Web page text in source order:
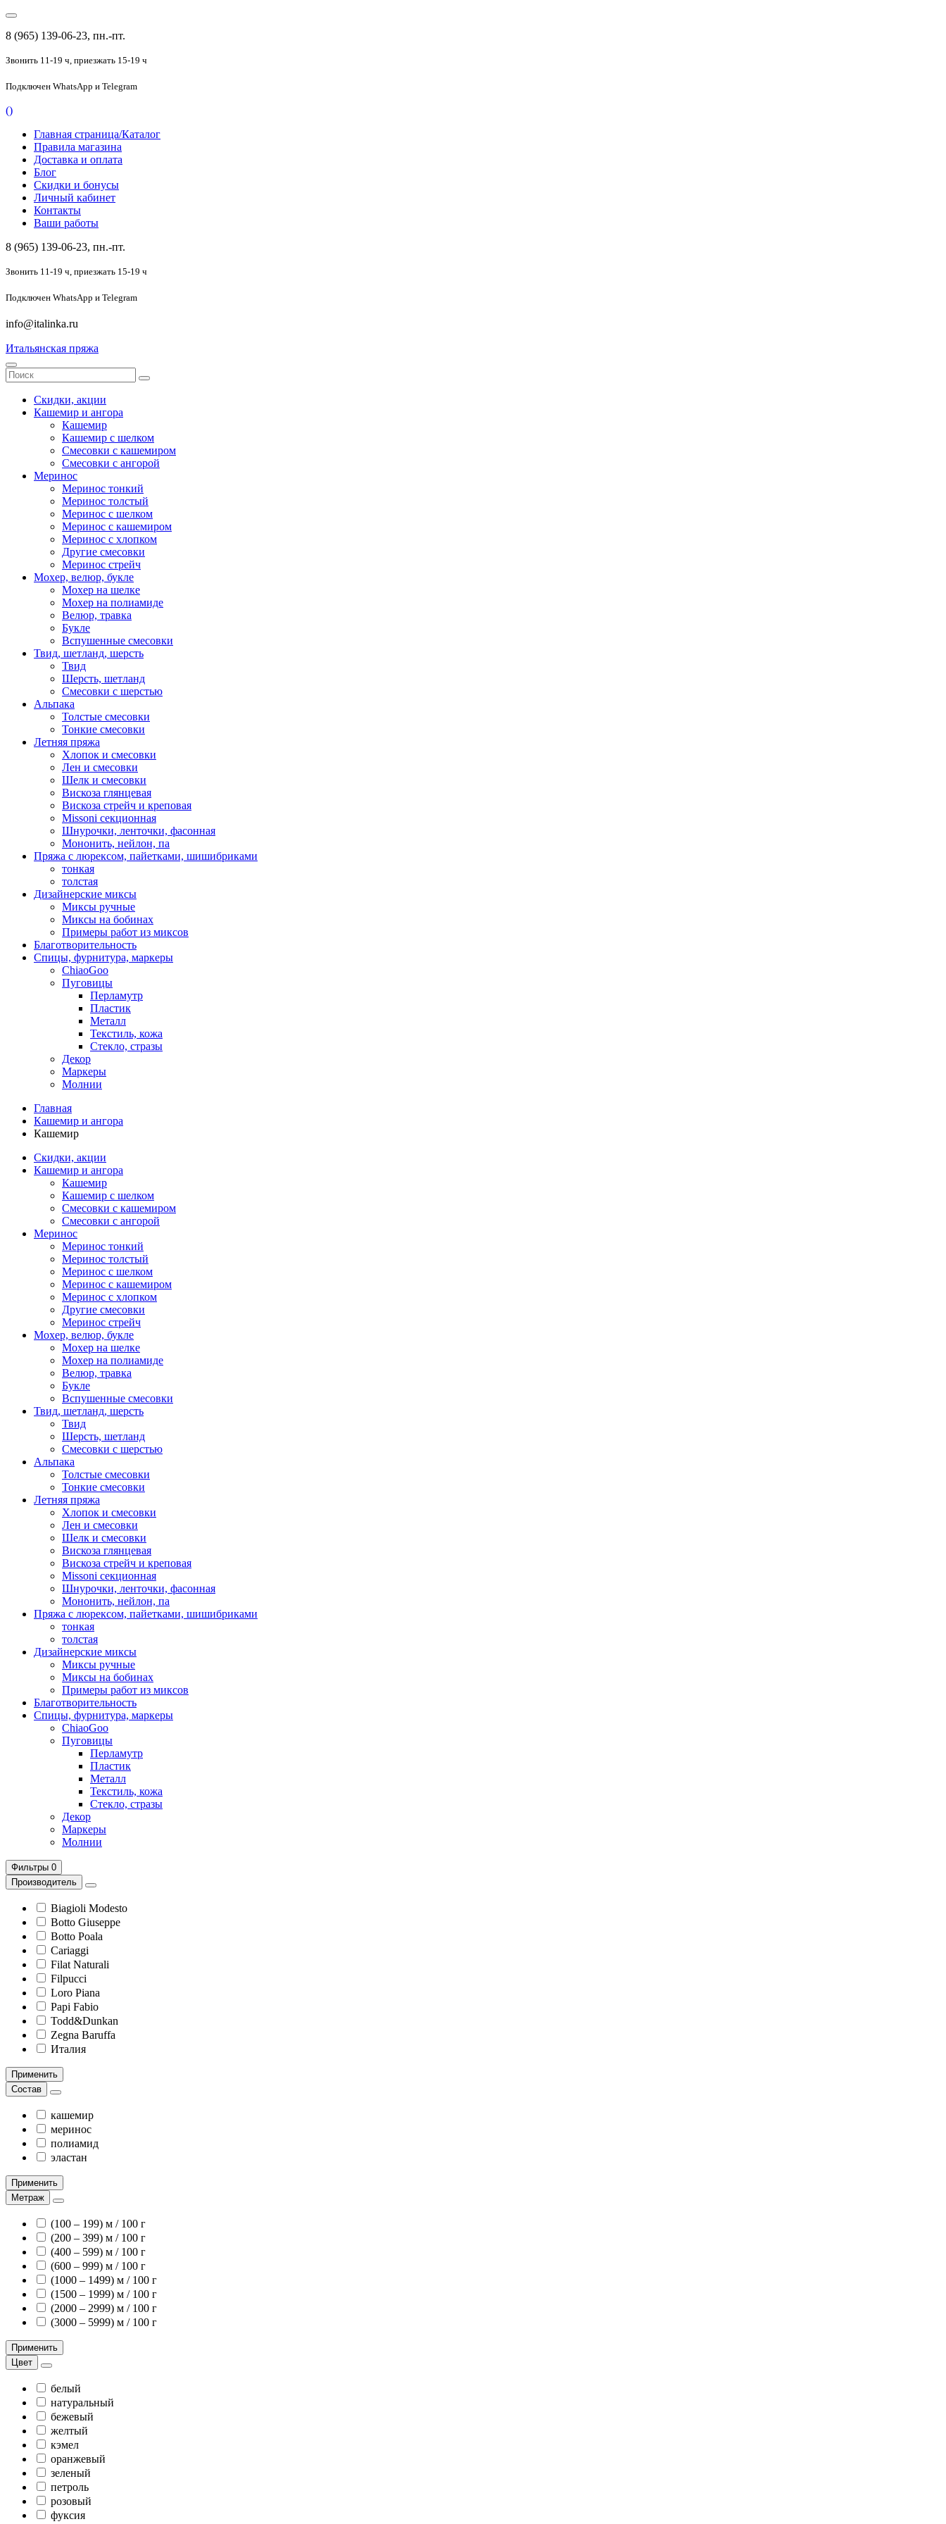
8 (965) 139-06-23, пн.-пт.
Звонить 11-19 ч, приезжать 15-19 ч
Подключен WhatsApp и Telegram
()
Главная страница/Каталог
Правила магазина
Доставка и оплата
Блог
Скидки и бонусы
Личный кабинет
Контакты
Ваши работы
8 (965) 139-06-23, пн.-пт.
Звонить 11-19 ч, приезжать 15-19 ч
Подключен WhatsApp и Telegram
info@italinka.ru
Итальянская пряжа
Скидки, акции
Кашемир и ангора
Кашемир
Кашемир с шелком
Смесовки с кашемиром
Смесовки с ангорой
Меринос
Меринос тонкий
Меринос толстый
Меринос с шелком
Меринос с кашемиром
Меринос с хлопком
Другие смесовки
Меринос стрейч
Мохер, велюр, букле
Мохер на шелке
Мохер на полиамиде
Велюр, травка
Букле
Вспушенные смесовки
Твид, шетланд, шерсть
Твид
Шерсть, шетланд
Смесовки с шерстью
Альпака
Толстые смесовки
Тонкие смесовки
Летняя пряжа
Хлопок и смесовки
Лен и смесовки
Шелк и смесовки
Вискоза глянцевая
Вискоза стрейч и креповая
Missoni секционная
Шнурочки, ленточки, фасонная
Мононить, нейлон, па
Пряжа с люрексом, пайетками, шишибриками
тонкая
толстая
Дизайнерские миксы
Миксы ручные
Миксы на бобинах
Примеры работ из миксов
Благотворительность
Спицы, фурнитура, маркеры
ChiaoGoo
Пуговицы
Перламутр
Пластик
Металл
Текстиль, кожа
Стекло, стразы
Декор
Маркеры
Молнии
Главная
Кашемир и ангора
Кашемир
Скидки, акции
Кашемир и ангора
Кашемир
Кашемир с шелком
Смесовки с кашемиром
Смесовки с ангорой
Меринос
Меринос тонкий
Меринос толстый
Меринос с шелком
Меринос с кашемиром
Меринос с хлопком
Другие смесовки
Меринос стрейч
Мохер, велюр, букле
Мохер на шелке
Мохер на полиамиде
Велюр, травка
Букле
Вспушенные смесовки
Твид, шетланд, шерсть
Твид
Шерсть, шетланд
Смесовки с шерстью
Альпака
Толстые смесовки
Тонкие смесовки
Летняя пряжа
Хлопок и смесовки
Лен и смесовки
Шелк и смесовки
Вискоза глянцевая
Вискоза стрейч и креповая
Missoni секционная
Шнурочки, ленточки, фасонная
Мононить, нейлон, па
Пряжа с люрексом, пайетками, шишибриками
тонкая
толстая
Дизайнерские миксы
Миксы ручные
Миксы на бобинах
Примеры работ из миксов
Благотворительность
Спицы, фурнитура, маркеры
ChiaoGoo
Пуговицы
Перламутр
Пластик
Металл
Текстиль, кожа
Стекло, стразы
Декор
Маркеры
Молнии
Фильтры 0
Производитель
Biagioli Modesto
Botto Giuseppe
Botto Poala
Cariaggi
Filat Naturali
Filpucci
Loro Piana
Papi Fabio
Todd&Dunkan
Zegna Baruffa
Италия
Применить
Состав
кашемир
меринос
полиамид
эластан
Применить
Метраж
(100 – 199) м / 100 г
(200 – 399) м / 100 г
(400 – 599) м / 100 г
(600 – 999) м / 100 г
(1000 – 1499) м / 100 г
(1500 – 1999) м / 100 г
(2000 – 2999) м / 100 г
(3000 – 5999) м / 100 г
Применить
Цвет
белый
натуральный
бежевый
желтый
кэмел
оранжевый
зеленый
петроль
розовый
фуксия